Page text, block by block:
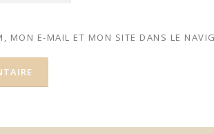
MON E-MAIL ET MON SITE DANS LE